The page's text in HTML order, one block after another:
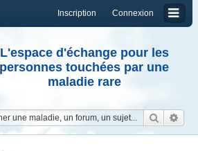
Connexion
Inscription
L'espace d'échange pour les
personnes touchées par une
maladie rare